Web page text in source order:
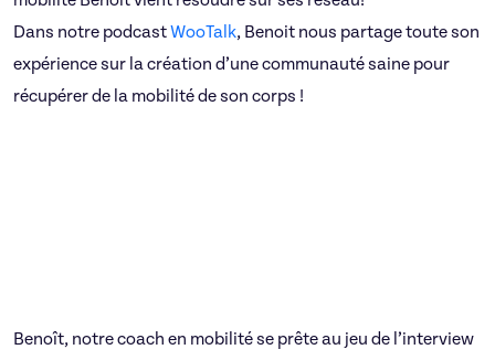
Dans notre podcastWooTalk, Benoit nous partage toute son
expérience sur la création d’une communauté saine pour
récupérer de la mobilité de son corps !
Benoît, notre coach en mobilité se prête au jeu de l’interview